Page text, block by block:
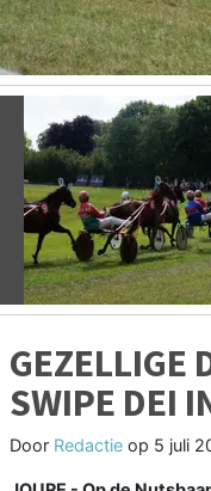
Vorige
GEZELLIGE
SWIPE DEI
Door Redactie op 5 juli